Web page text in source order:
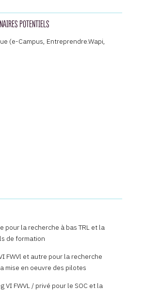
POTENTIELS
(e-Campus, Entreprendre.Wapi,
pour la recherche à bas TRL et la
de formation
FWVl et autre pour la recherche
mise en oeuvre des pilotes
VI FWVL / privé pour le SOC et la